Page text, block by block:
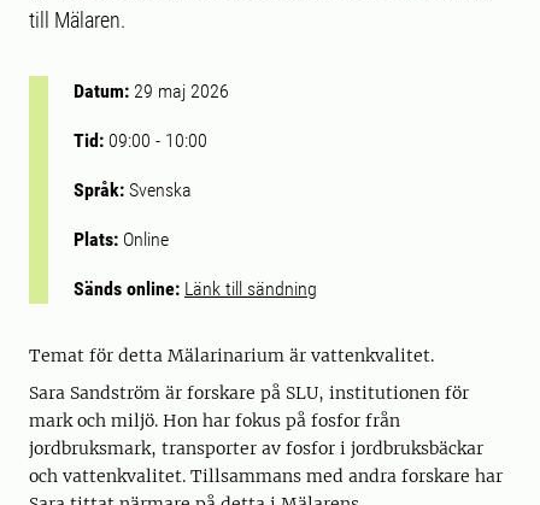
till Mälaren.
Datum: 29 maj 2026
Tid: 09:00 - 10:00
Språk: Svenska
Plats: Online
Sänds online: Länk till sändning
Temat för detta Mälarinarium är vattenkvalitet.
Sara Sandström är forskare på SLU, institutionen för
mark och miljö. Hon har fokus på fosfor från
jordbruksmark, transporter av fosfor i jordbruksbäckar
och vattenkvalitet. Tillsammans med andra forskare har